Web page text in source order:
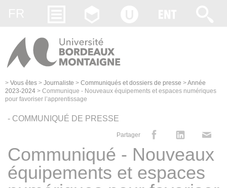
> Vous êtes > Journaliste > Communiqués et dossiers de presse >Année
2023-2024 > Communique - Nouveaux équipements et espaces numériques
pour favoriser l’apprentissage
- COMMUNIQUÉ DE PRESSE
Partager
Communiqué - Nouveaux
équipements et espaces